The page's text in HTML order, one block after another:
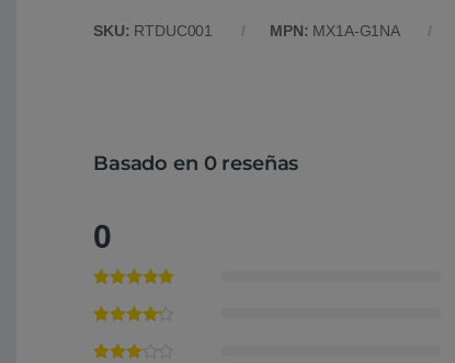
SKU: RTDUC001 MPN: MX1A-G1NA
Basado en 0 reseñas
0